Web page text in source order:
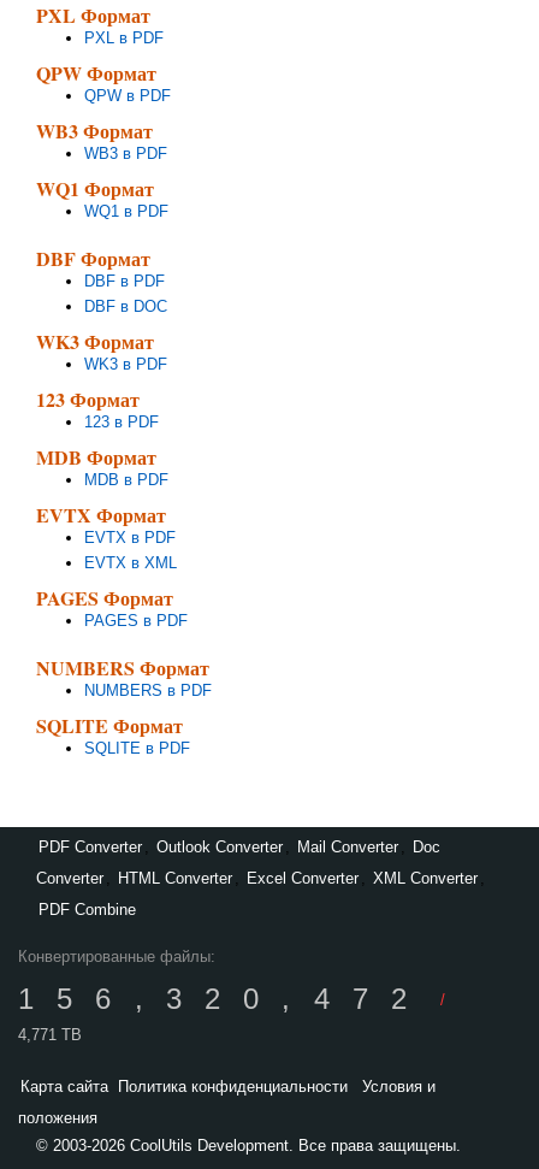
PXL Формат
PXL в PDF
QPW Формат
QPW в PDF
WB3 Формат
WB3 в PDF
WQ1 Формат
WQ1 в PDF
DBF Формат
DBF в PDF
DBF в DOC
WK3 Формат
WK3 в PDF
123 Формат
123 в PDF
MDB Формат
MDB в PDF
EVTX Формат
EVTX в PDF
EVTX в XML
PAGES Формат
PAGES в PDF
NUMBERS Формат
NUMBERS в PDF
SQLITE Формат
SQLITE в PDF
PDF Converter , Outlook Converter , Mail Converter ,
Doc
Converter , HTML Converter , Excel Converter , XML Converter ,
PDF Combine
Конвертированные файлы:
156,320,472
/
4,771 TB
Карта сайта Политика конфиденциальности
Условия и
положения
© 2003-2026 CoolUtils Development. Все права защищены.